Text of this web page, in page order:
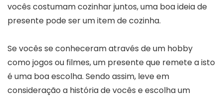
vocês costumam cozinhar juntos, uma boa ideia de
presente pode ser um item de cozinha.
Se vocês se conheceram através de um hobby
como jogos ou filmes, um presente que remete a isto
é uma boa escolha. Sendo assim, leve em
consideração a história de vocês e escolha um